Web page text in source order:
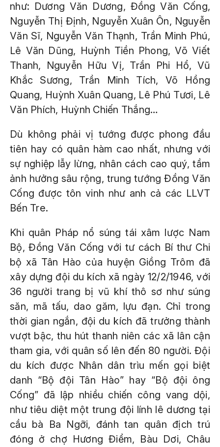
như: Dương Văn Dương, Đồng Văn Cống,
Nguyễn Thị Định, Nguyễn Xuân Ôn, Nguyễn
Văn Sĩ, Nguyễn Văn Thạnh, Trần Minh Phú,
Lê Văn Dũng, Huỳnh Tiền Phong, Võ Viết
Thanh, Nguyễn Hữu Vị, Trần Phi Hổ, Vũ
Khắc Sương, Trần Minh Tích, Võ Hồng
Quang, Huỳnh Xuân Quang, Lê Phú Tươi, Lê
Văn Phích, Huỳnh Chiến Thắng…
Dù không phải vị tướng được phong đầu
tiên hay có quân hàm cao nhất, nhưng với
sự nghiệp lẫy lừng, nhân cách cao quý, tầm
ảnh hưởng sâu rộng, trung tướng Đồng Văn
Cống được tôn vinh như anh cả các LLVT
Bến Tre.
Khi quân Pháp nổ súng tái xâm lược Nam
Bộ, Đồng Văn Cống với tư cách Bí thư Chi
bộ xã Tân Hào của huyện Giồng Trôm đã
xây dựng đội du kích xã ngày 12/2/1946, với
36 người trang bị vũ khí thô sơ như súng
săn, mã tấu, dao găm, lựu đạn. Chỉ trong
thời gian ngắn, đội du kích đã trưởng thành
vượt bậc, thu hút thanh niên các xã lân cận
tham gia, với quân số lên đến 80 người. Đội
du kích được Nhân dân trìu mến gọi biệt
danh “Bộ đội Tân Hào” hay “Bộ đội ông
Cống” đã lập nhiều chiến công vang dội,
như tiêu diệt một trung đội lính lê dương tại
cầu bà Ba Ngỡi, đánh tan quân địch trú
đóng ở chợ Hương Điểm, Bàu Dơi, Châu